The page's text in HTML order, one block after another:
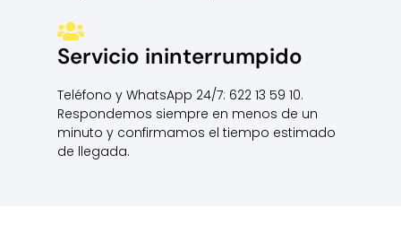
Servicio ininterrumpido
Teléfono y WhatsApp 24/7: 622 13 59 10.
Respondemos siempre en menos de un
minuto y confirmamos el tiempo estimado
de llegada.